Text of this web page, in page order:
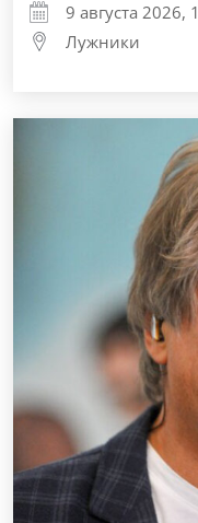
9 августа 2026,
Лужники